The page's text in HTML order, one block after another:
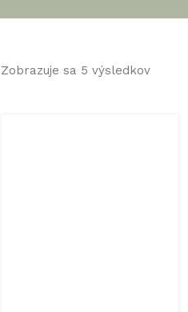
Zobrazuje sa 5 výsledkov